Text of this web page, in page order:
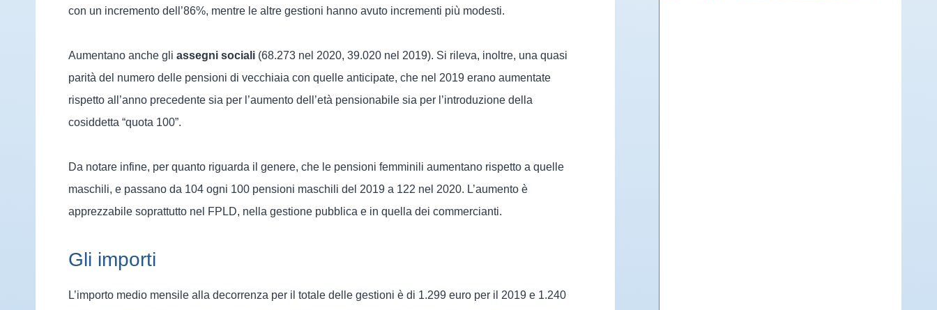
con un incremento dell’86%, mentre le altre gestioni hanno avuto incrementi più modesti.
Aumentano anche gliassegni sociali (68.273 nel 2020, 39.020 nel 2019). Si rileva, inoltre, una quasi
parità del numero delle pensioni di vecchiaia con quelle anticipate, che nel 2019 erano aumentate
rispetto all’anno precedente sia per l’aumento dell’età pensionabile sia per l’introduzione della
cosiddetta “quota 100”.
Da notare infine, per quanto riguarda il genere, che le pensioni femminili aumentano rispetto a quelle
maschili, e passano da 104 ogni 100 pensioni maschili del 2019 a 122 nel 2020. L’aumento è
apprezzabile soprattutto nel FPLD, nella gestione pubblica e in quella dei commercianti.
Gli importi
L’importo medio mensile alla decorrenza per il totale delle gestioni è di 1.299 euro per il 2019 e 1.240